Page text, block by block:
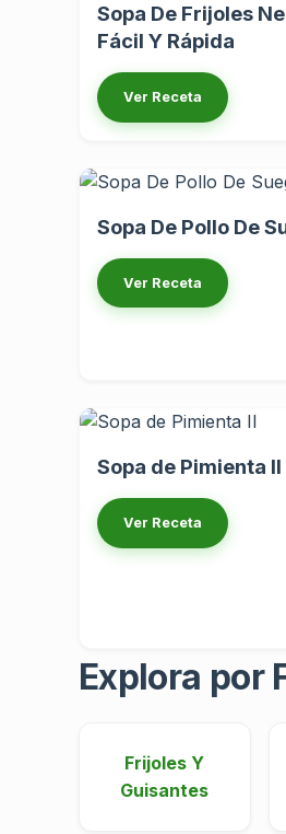
Sopa De Frijoles
Fácil Y Rápida
Ver Receta
Sopa De Pollo De
Ver Receta
Sopa de Pimienta II
Ver Receta
Explora por
Frijoles Y
Guisantes